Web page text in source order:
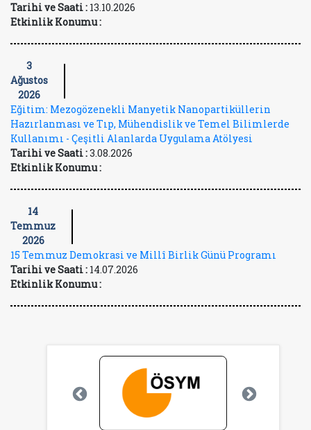
Tarihi ve Saati : 13.10.2026
Etkinlik Konumu :
3
Ağustos
2026
Eğitim: Mezogözenekli Manyetik Nanopartiküllerin
Hazırlanması ve Tıp, Mühendislik ve Temel Bilimlerde
Kullanımı - Çeşitli Alanlarda Uygulama Atölyesi
Tarihi ve Saati :3.08.2026
Etkinlik Konumu :
14
Temmuz
2026
15 Temmuz Demokrasi ve Millî Birlik Günü Programı
Tarihi ve Saati : 14.07.2026
Etkinlik Konumu :